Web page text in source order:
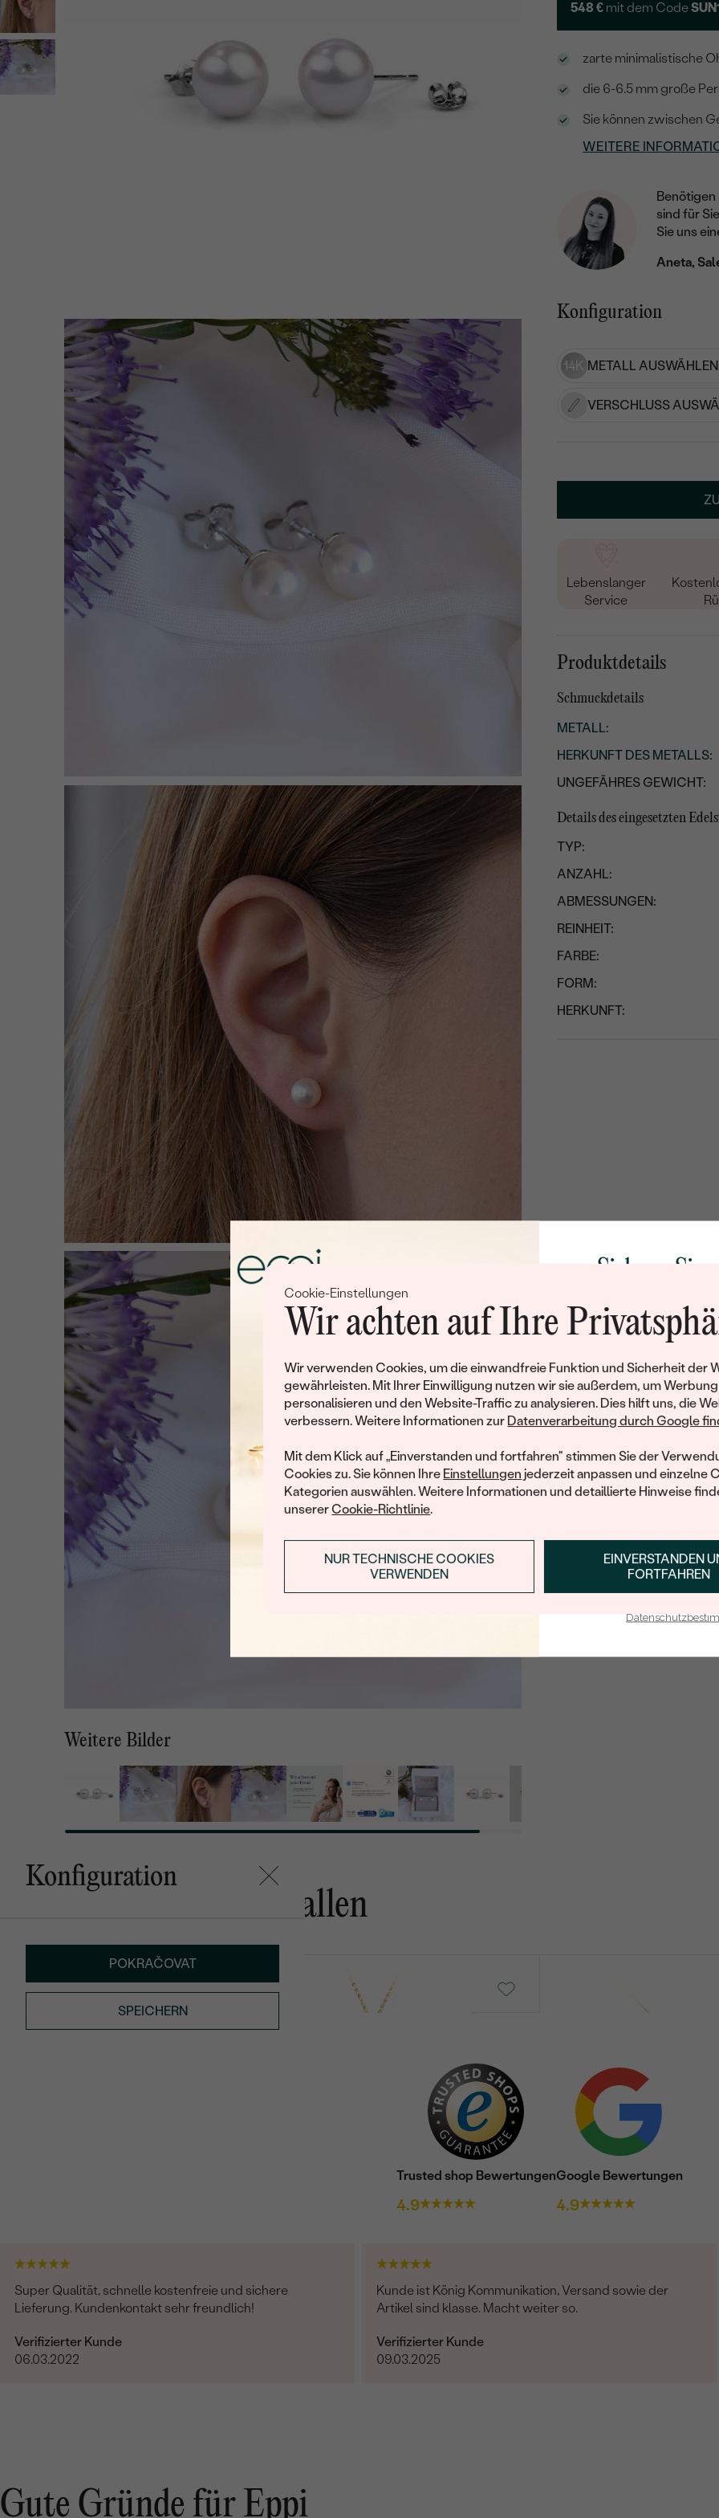
Cookie-Einstellungen
Wir achten auf Ihre
Wir verwenden Cookies, um die einwandfreie Funktion und Sicherheit der
gewährleisten. Mit Ihrer Einwilligung nutzen wir sie außerdem, um Werbung
personalisieren und den Website-Traffic zu analysieren. Dies hilft uns, die
verbessern. Weitere Informationen zur Datenverarbeitung durch Google
Mit dem Klick auf „Einverstanden und fortfahren" stimmen Sie der
Cookies zu. Sie können Ihre Einstellungen jederzeit anpassen und einzelne
Kategorien auswählen. Weitere Informationen und detaillierte Hinweise
unsererCookie-Richtlinie.
EINVERSTANDEN
FORTFAHREN
NUR TECHNISCHE COOKIES
VERWENDEN
Weitere Bilder
548 € mit dem Code
zarte minimalistische
die 6-6.5 mm große
Sie können zwischen
WEITERE
Benötigen
sind für
Sie uns
Aneta,
Konfiguration
14K METALL
VERSCHLUSS
Lebenslanger
Service
Produktdetails
Schmuckdetails
METALL:
HERKUNFT DES METALLS:
UNGEFÄHRES GEWICHT:
Details des eingesetzten
TYP:
ANZAHL:
ABMESSUNGEN:
REINHEIT:
FARBE:
FORM:
HERKUNFT:
Konfiguration
POKRAČOVAT
SPEICHERN
Das könnte Ihnen gefallen
von € 1 279
Trusted shop Bewertungen
4.9
Google Bewertungen
4.9
Super Qualität, schnelle kostenfreie und sichere
Lieferung. Kundenkontakt sehr freundlich!
Verifizierter Kunde
06.03.2022
Kunde ist König Kommunikation, Versand sowie der
Artikel sind klasse. Macht weiter so.
Verifizierter Kunde
09.03.2025
Gute Gründe für Eppi
Sichern Sie
Rabatt auf
Werden Sie Teil
und entdecken Sie die
gefertigten Schmucks
Ihren ersten
ANMELDEN &
E-Mail-Adresse je bei uns in